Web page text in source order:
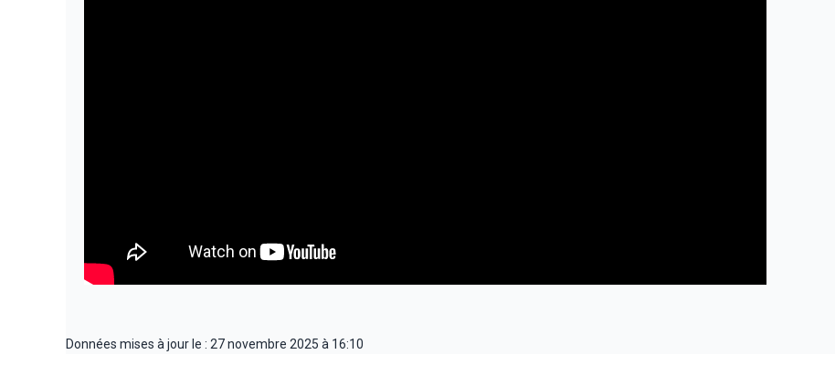
Données mises à jour le : 27 novembre 2025 à 16:10